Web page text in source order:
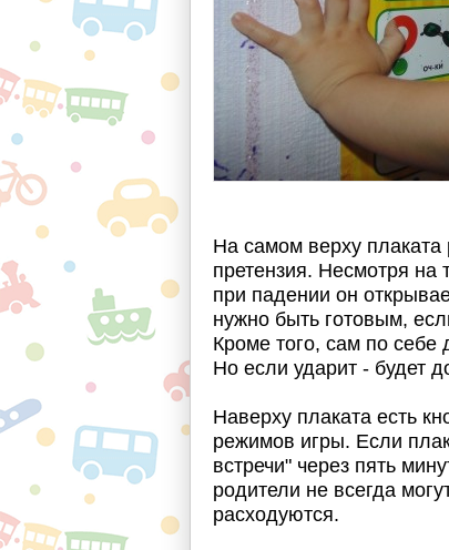
На самом верху плаката
претензия. Несмотря на
при падении он
нужно быть готовым,
Кроме того, сам по себе
Но если ударит - будет
Наверху плаката есть
режимов игры. Если
встречи" через пять
родители не всегда
расходуются.